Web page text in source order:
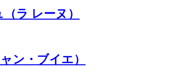
ラ レーヌ）
ン・ブイエ）